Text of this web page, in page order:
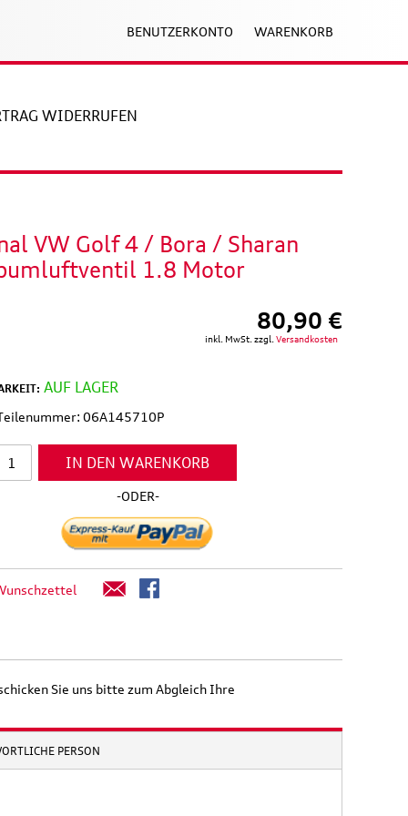
BENUTZERKONTO WARENKORB
WIDERRUFEN
VW Golf 4 / Bora / Sharan
1.8 Motor
80,90 €
inkl. MwSt. zzgl. Versandkosten
AUF LAGER
06A145710P
IN DEN WARENKORB
-ODER-
Sie uns bitte zum Abgleich Ihre
PERSON